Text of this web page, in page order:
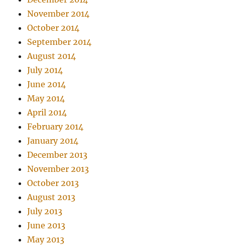
November 2014
October 2014
September 2014
August 2014
July 2014
June 2014
May 2014
April 2014
February 2014
January 2014
December 2013
November 2013
October 2013
August 2013
July 2013
June 2013
May 2013